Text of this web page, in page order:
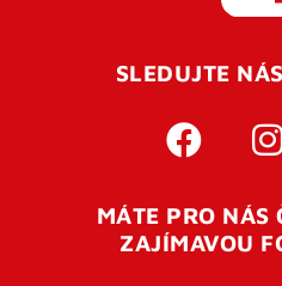
Pro úspěšné dokončení
vaší e-mailovouadresu. Po
otevření tohoto odkazu se
přihlásit. Nezapomeňte
SLEDUJTE
MÁTE PRO NÁS
ZAJÍMAVOU